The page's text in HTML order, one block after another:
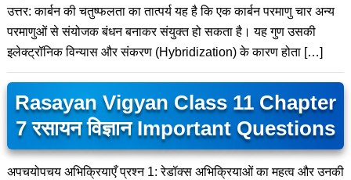
उत्तर: कार्बन की चतुष्फलता का तात्पर्य यह है कि एक कार्बन परमाणु चार अन्य
परमाणुओं से संयोजक बंधन बनाकर संयुक्त हो सकता है। यह गुण उसकी
इलेक्ट्रॉनिक विन्यास और संकरण (Hybridization) के कारण होता […]
Rasayan Vigyan Class 11 Chapter
7 रसायन विज्ञान Important Questions
अपचयोपचय अभिक्रियाएँ प्रश्न 1: रेडॉक्स अभिक्रियाओं का महत्व और उनकी